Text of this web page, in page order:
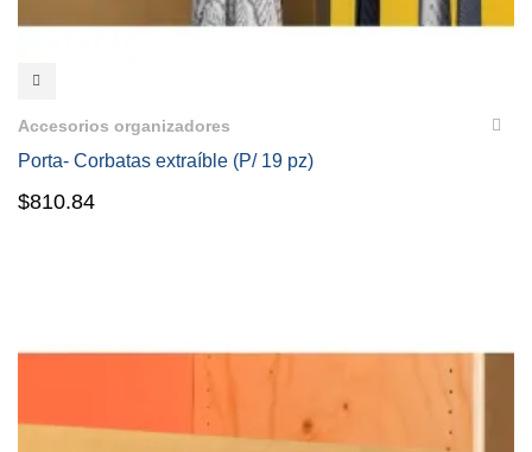
Accesorios organizadores
Porta- Corbatas extraíble (P/ 19 pz)
$810.84